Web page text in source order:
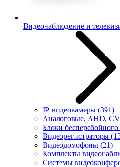
Видеонаблюдение и
IP-видеокамеры (391)
Аналоговые, AHD,
Блоки
Видеорегистраторы
Видеодомофоны (21)
Комплекты
Системы